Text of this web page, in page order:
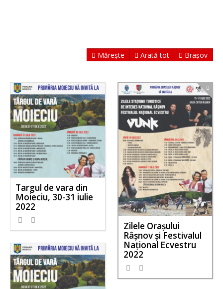
Mărește Arată tot Brașov
Targul de vara din
Moieciu, 30-31 iulie
2022
Zilele Orașului
Râșnov și Festivalul
Național Ecvestru
2022